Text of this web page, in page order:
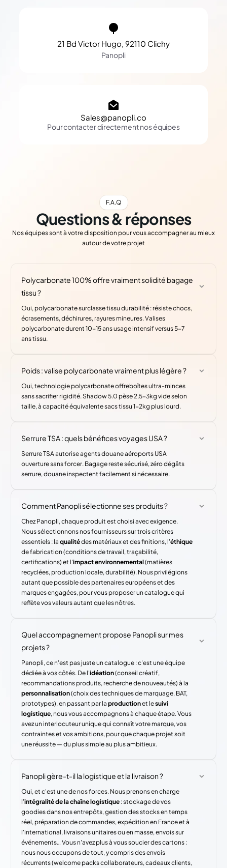
21 Bd Victor Hugo, 92110 Clichy
Panopli
Sales@panopli.co
Pour contacter directement nos équipes
F.A.Q
Questions & réponses
Nos équipes sont à votre disposition pour vous accompagner au mieux
autour de votre projet
Polycarbonate 100% offre vraiment solidité bagage
tissu ?
Oui, polycarbonate surclasse tissu durabilité : résiste chocs,
écrasements, déchirures, rayures mineures. Valises
polycarbonate durent 10-15 ans usage intensif versus 5-7
ans tissu.
Poids : valise polycarbonate vraiment plus légère ?
Oui, technologie polycarbonate offreboîtes ultra-minces
sans sacrifier rigidité. Shadow 5.0 pèse 2,5-3kg vide selon
taille, à capacité équivalente sacs tissu 1-2kg plus lourd.
Serrure TSA : quels bénéfices voyages USA ?
Serrure TSA autorise agents douane aéroports USA
ouverture sans forcer. Bagage reste sécurisé, zéro dégâts
serrure, douane inspectent facilement si nécessaire.
Comment Panopli sélectionne ses produits ?
Chez Panopli, chaque produit est choisi avec exigence.
Nous sélectionnons nos fournisseurs sur trois critères
essentiels : laqualitédes matériaux et des finitions, l'éthique
de fabrication (conditions de travail, traçabilité,
certifications) et l'impact environnemental(matières
recyclées, production locale, durabilité). Nous privilégions
autant que possible des partenaires européens et des
marques engagées, pour vous proposer un catalogue qui
reflète vos valeurs autant que les nôtres.
Quel accompagnement propose Panopli sur mes
projets ?
Panopli, ce n'est pas juste un catalogue : c'est une équipe
dédiée à vos côtés. De l'idéation(conseil créatif,
recommandations produits, recherche de nouveautés) à la
personnalisation(choix des techniques de marquage, BAT,
prototypes), en passant par laproductionet lesuivi
logistique, nous vous accompagnons à chaque étape. Vous
avez un interlocuteur unique qui connaît votre marque, vos
contraintes et vos ambitions, pour que chaque projet soit
une réussite — du plus simple au plus ambitieux.
Panopli gère-t-il la logistique et la livraison ?
Oui, et c'est une de nos forces. Nous prenons en charge
l'intégralité de la chaîne logistique : stockage de vos
goodies dans nos entrepôts, gestion des stocks en temps
réel, préparation de commandes, expédition en France et à
l'international, livraisons unitaires ou en masse, envois sur
événements… Vous n'avez plus à vous soucier des cartons :
nous nous occupons de tout, y compris des envois
récurrents (welcome packs collaborateurs, cadeaux clients,